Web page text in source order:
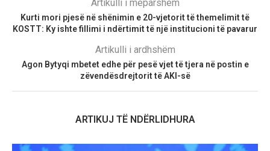
Artikulli i mëparshëm
Kurti mori pjesë në shënimin e 20-vjetorit të themelimit të
KOSTT: Ky ishte fillimi i ndërtimit të një institucioni të pavarur
Artikulli i ardhshëm
Agon Bytyqi mbetet edhe për pesë vjet të tjera në postin e
zëvendësdrejtorit të AKI-së
ARTIKUJ TË NDËRLIDHURA